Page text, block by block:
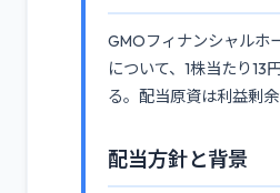
GMOフィナンシャルホ
について、1株当たり
る。配当原資は利益剰
配当方針と背景